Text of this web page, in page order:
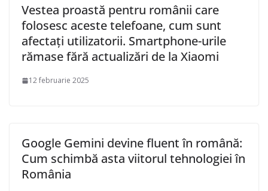
Vestea proastă pentru românii care
folosesc aceste telefoane, cum sunt
afectați utilizatorii. Smartphone-urile
rămase fără actualizări de la Xiaomi
12 februarie 2025
Google Gemini devine fluent în română:
Cum schimbă asta viitorul tehnologiei în
România